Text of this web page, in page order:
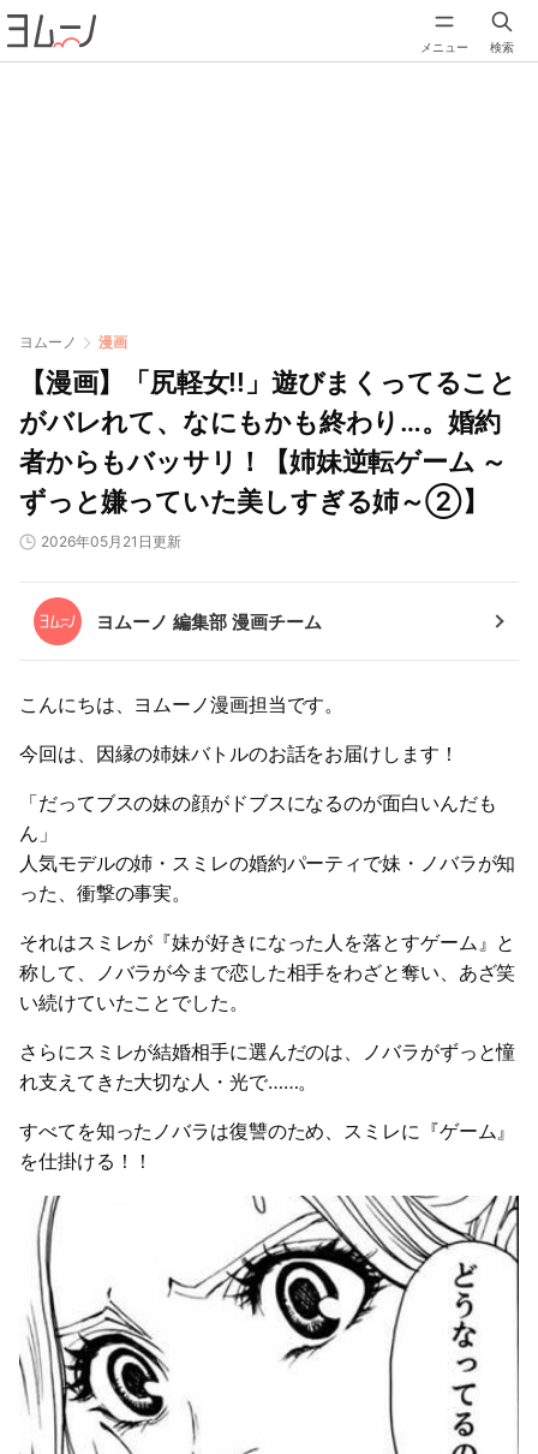
メニュー 検索
ヨムーノ 漫画
【漫画】「尻軽女!!」遊びまくってること
がバレれて、なにもかも終わり…。婚約
者からもバッサリ！【姉妹逆転ゲーム ～
ずっと嫌っていた美しすぎる姉～②】
2026年05月21日更新
ヨムーノ 編集部 漫画チーム
こんにちは、ヨムーノ漫画担当です。
今回は、因縁の姉妹バトルのお話をお届けします！
「だってブスの妹の顔がドブスになるのが面白いんだも
ん」
人気モデルの姉・スミレの婚約パーティで妹・ノバラが知
った、衝撃の事実。
それはスミレが『妹が好きになった人を落とすゲーム』と
称して、ノバラが今まで恋した相手をわざと奪い、あざ笑
い続けていたことでした。
さらにスミレが結婚相手に選んだのは、ノバラがずっと憧
れ支えてきた大切な人・光で……。
すべてを知ったノバラは復讐のため、スミレに『ゲーム』
を仕掛ける！！